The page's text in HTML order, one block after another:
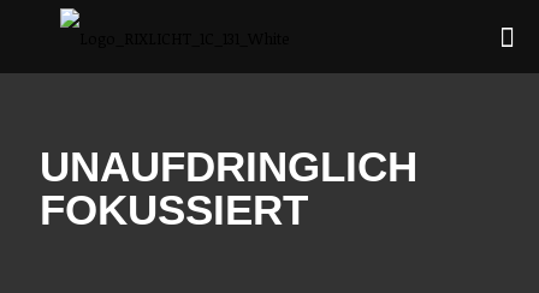
UNAUFDRINGLICH
FOKUSSIERT